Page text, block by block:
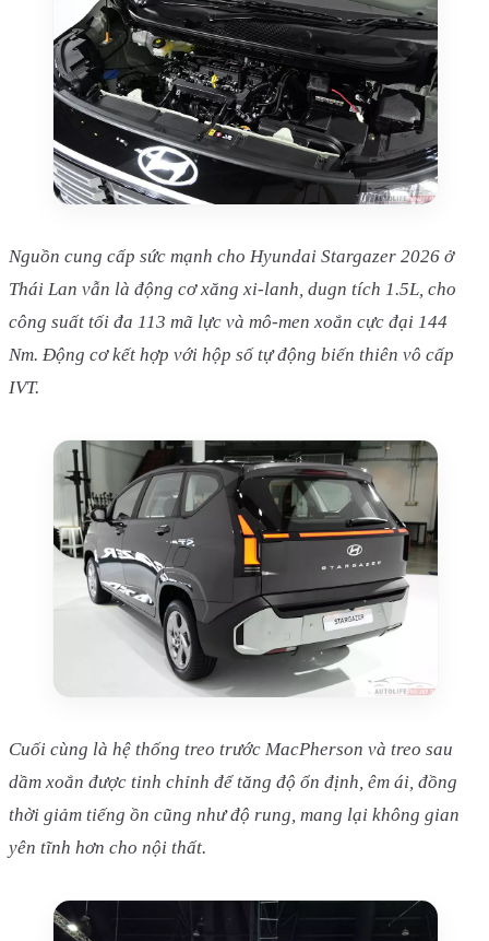
Nguồn cung cấp sức mạnh cho Hyundai Stargazer 2026 ở
Thái Lan vẫn là động cơ xăng xi-lanh, dugn tích 1.5L, cho
công suất tối đa 113 mã lực và mô-men xoắn cực đại 144
Nm. Động cơ kết hợp với hộp số tự động biến thiên vô cấp
IVT.
Cuối cùng là hệ thống treo trước MacPherson và treo sau
dầm xoắn được tinh chỉnh để tăng độ ổn định, êm ái, đồng
thời giảm tiếng ồn cũng như độ rung, mang lại không gian
yên tĩnh hơn cho nội thất.